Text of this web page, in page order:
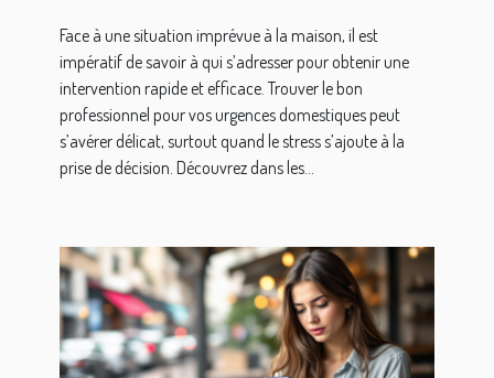
Face à une situation imprévue à la maison, il est
impératif de savoir à qui s’adresser pour obtenir une
intervention rapide et efficace. Trouver le bon
professionnel pour vos urgences domestiques peut
s’avérer délicat, surtout quand le stress s’ajoute à la
prise de décision. Découvrez dans les...